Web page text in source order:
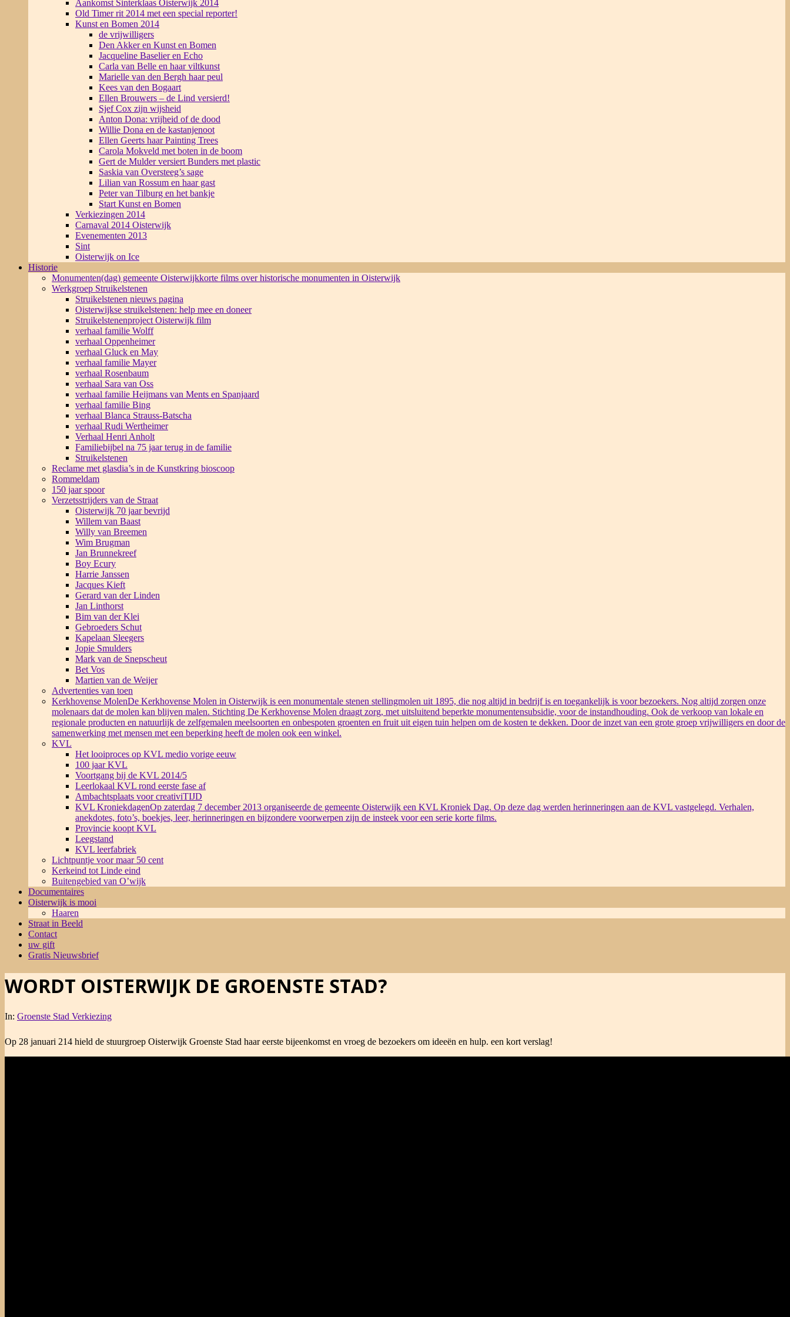
Aankomst Sinterklaas Oisterwijk 2014
Old Timer rit 2014 met een special reporter!
Kunst en Bomen 2014
de vrijwilligers
Den Akker en Kunst en Bomen
Jacqueline Baselier en Echo
Carla van Belle en haar viltkunst
Marielle van den Bergh haar peul
Kees van den Bogaart
Ellen Brouwers – de Lind versierd!
Sjef Cox zijn wijsheid
Anton Dona: vrijheid of de dood
Willie Dona en de kastanjenoot
Ellen Geerts haar Painting Trees
Carola Mokveld met boten in de boom
Gert de Mulder versiert Bunders met plastic
Saskia van Oversteeg’s sage
Lilian van Rossum en haar gast
Peter van Tilburg en het bankje
Start Kunst en Bomen
Verkiezingen 2014
Carnaval 2014 Oisterwijk
Evenementen 2013
Sint
Oisterwijk on Ice
Historie
Monumenten(dag) gemeente Oisterwijkkorte films over historische monumenten in Oisterwijk
Werkgroep Struikelstenen
Struikelstenen nieuws pagina
Oisterwijkse struikelstenen: help mee en doneer
Struikelstenenproject Oisterwijk film
verhaal familie Wolff
verhaal Oppenheimer
verhaal Gluck en May
verhaal familie Mayer
verhaal Rosenbaum
verhaal Sara van Oss
verhaal familie Heijmans van Ments en Spanjaard
verhaal familie Bing
verhaal Blanca Strauss-Batscha
verhaal Rudi Wertheimer
Verhaal Henri Anholt
Familiebijbel na 75 jaar terug in de familie
Struikelstenen
Reclame met glasdia’s in de Kunstkring bioscoop
Rommeldam
150 jaar spoor
Verzetsstrijders van de Straat
Oisterwijk 70 jaar bevrijd
Willem van Baast
Willy van Breemen
Wim Brugman
Jan Brunnekreef
Boy Ecury
Harrie Janssen
Jacques Kieft
Gerard van der Linden
Jan Linthorst
Bim van der Klei
Gebroeders Schut
Kapelaan Sleegers
Jopie Smulders
Mark van de Snepscheut
Bet Vos
Martien van de Weijer
Advertenties van toen
Kerkhovense MolenDe Kerkhovense Molen in Oisterwijk is een monumentale stenen stellingmolen uit 1895, die nog altijd in bedrijf is en toegankelijk is voor bezoekers. Nog altijd zorgen onze
molenaars dat de molen kan blijven malen. Stichting De Kerkhovense Molen draagt zorg, met uitsluitend beperkte monumentensubsidie, voor de instandhouding. Ook de verkoop van lokale en
regionale producten en natuurlijk de zelfgemalen meelsoorten en onbespoten groenten en fruit uit eigen tuin helpen om de kosten te dekken. Door de inzet van een grote groep vrijwilligers en door de
samenwerking met mensen met een beperking heeft de molen ook een winkel.
KVL
Het looiproces op KVL medio vorige eeuw
100 jaar KVL
Voortgang bij de KVL 2014/5
Leerlokaal KVL rond eerste fase af
Ambachtsplaats voor creativiTIJD
KVL KroniekdagenOp zaterdag 7 december 2013 organiseerde de gemeente Oisterwijk een KVL Kroniek Dag. Op deze dag werden herinneringen aan de KVL vastgelegd. Verhalen,
anekdotes, foto’s, boekjes, leer, herinneringen en bijzondere voorwerpen zijn de insteek voor een serie korte films.
Provincie koopt KVL
Leegstand
KVL leerfabriek
Lichtpuntje voor maar 50 cent
Kerkeind tot Linde eind
Buitengebied van O’wijk
Documentaires
Oisterwijk is mooi
Haaren
Straat in Beeld
Contact
uw gift
Gratis Nieuwsbrief
WORDT OISTERWIJK DE GROENSTE STAD?
In: Groenste Stad Verkiezing
Op 28 januari 214 hield de stuurgroep Oisterwijk Groenste Stad haar eerste bijeenkomst en vroeg de bezoekers om ideeën en hulp. een kort verslag!